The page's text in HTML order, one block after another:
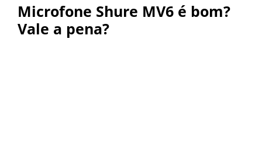
Microfone Shure MV6 é bom?
Vale a pena?